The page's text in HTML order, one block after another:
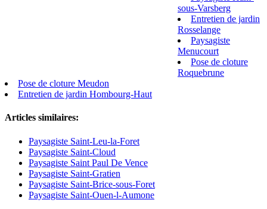
sous-Varsberg
Entretien de jardin
Rosselange
Paysagiste
Menucourt
Pose de cloture
Roquebrune
Pose de cloture Meudon
Entretien de jardin Hombourg-Haut
Articles similaires:
Paysagiste Saint-Leu-la-Foret
Paysagiste Saint-Cloud
Paysagiste Saint Paul De Vence
Paysagiste Saint-Gratien
Paysagiste Saint-Brice-sous-Foret
Paysagiste Saint-Ouen-l-Aumone